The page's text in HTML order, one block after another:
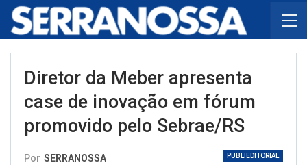
Diretor da Meber apresenta
case de inovação em fórum
promovido pelo Sebrae/RS
PUBLIEDITORIAL
Por SERRANOSSA